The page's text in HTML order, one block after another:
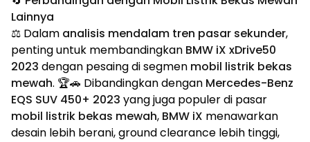
Lainnya
⚖️ Dalam analisis mendalam tren pasar sekunder,
penting untuk membandingkan BMW iX xDrive50
2023 dengan pesaing di segmen mobil listrik bekas
mewah. 🏆🚗 Dibandingkan dengan Mercedes-Benz
EQS SUV 450+ 2023 yang juga populer di pasar
mobil listrik bekas mewah, BMW iX menawarkan
desain lebih berani, ground clearance lebih tinggi,